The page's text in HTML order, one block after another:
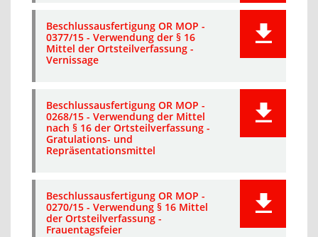
Beschlussausfertigung OR MOP -
0377/15 - Verwendung der § 16
Mittel der Ortsteilverfassung -
Vernissage
Beschlussausfertigung OR MOP -
0268/15 - Verwendung der Mittel
nach § 16 der Ortsteilverfassung -
Gratulations- und
Repräsentationsmittel
Beschlussausfertigung OR MOP -
0270/15 - Verwendung § 16 Mittel
der Ortsteilverfassung -
Frauentagsfeier